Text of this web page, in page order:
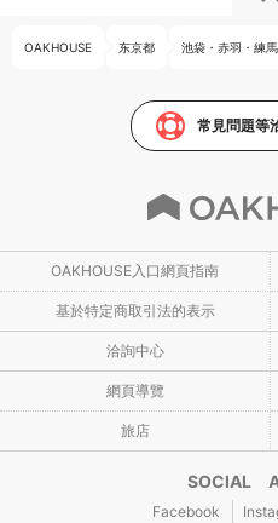
OAKHOUSE 东京都 池袋・赤羽・練
常見問題等
OAKHOUSE入口網頁指南
基於特定商取引法的表示
洽詢中心
網頁導覽
旅店
SOCIAL
Facebook